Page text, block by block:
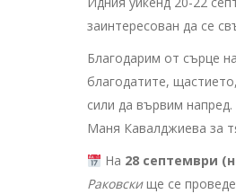
заинтересован да се
Благодарим от сърце
благодатите,
сили да вървим
Маня Кавалджиева за
На 28 септември
Раковскище се проведе